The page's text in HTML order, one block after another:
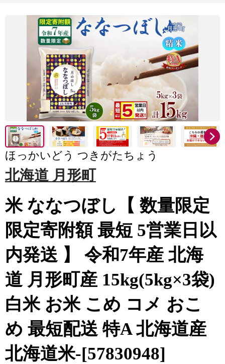
ほっかいどう つきがたちょう
北海道 月形町
米 ななつぼし【 数量限定
限定寄附額 最短 5営業日以
内発送 】 令和7年産 北海
道 月形町産 15kg(5kg×3袋)
白米 お米 こめ コメ おこ
め 最短配送 特A 北海道産
北海道米-[57830948]